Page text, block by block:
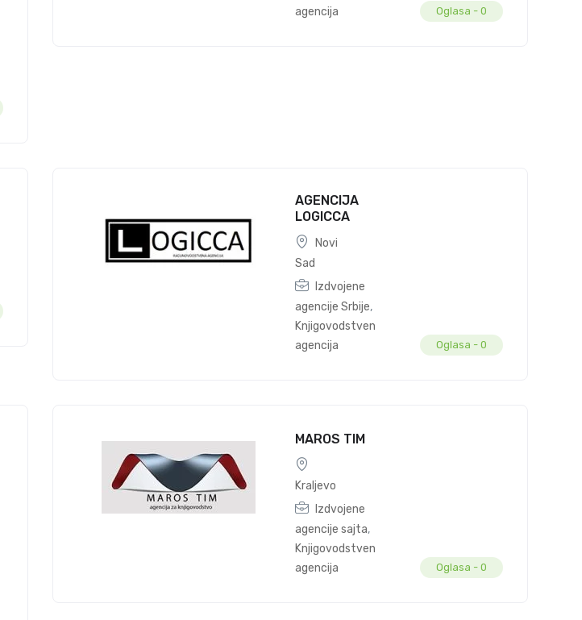
agencija
Oglasa - 0
AGENCIJA
LOGICCA
Novi
Sad
Izdvojene
agencije Srbije,
Knjigovodstvena
agencija
Oglasa - 0
MAROS TIM
Kraljevo
Izdvojene
agencije sajta,
Knjigovodstvena
agencija
Oglasa - 0